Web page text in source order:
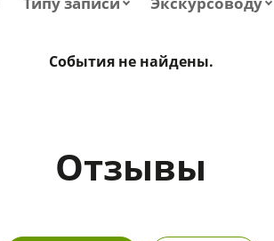
События не найдены.
Отзывы